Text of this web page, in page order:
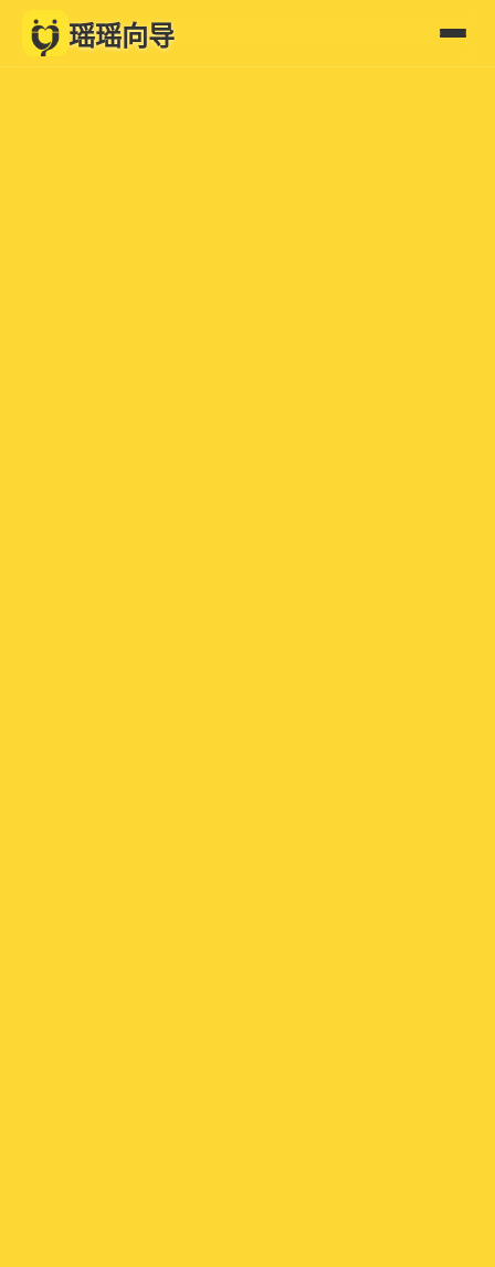
瑶瑶向导
首页 加盟我们 动态速览